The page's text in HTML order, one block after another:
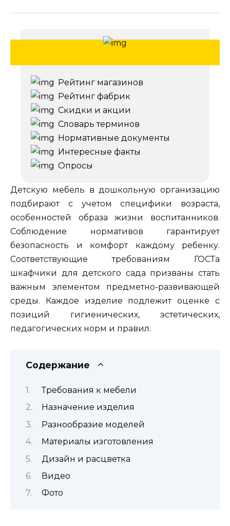
Рейтинг магазинов
Рейтинг фабрик
Скидки и акции
Словарь терминов
Нормативные документы
Интересные факты
Опросы
Детскую мебель в дошкольную организацию
подбирают с учетом специфики возраста,
особенностей образа жизни воспитанников.
Соблюдение нормативов гарантирует
безопасность и комфорт каждому ребенку.
Соответствующие требованиям ГОСТа
шкафчики для детского сада призваны стать
важным элементом предметно-развивающей
среды. Каждое изделие подлежит оценке с
позиций гигиенических, эстетических,
педагогических норм и правил.
Содержание
Требования к мебели
Назначение изделия
Разнообразие моделей
Материалы изготовления
Дизайн и расцветка
Видео
Фото